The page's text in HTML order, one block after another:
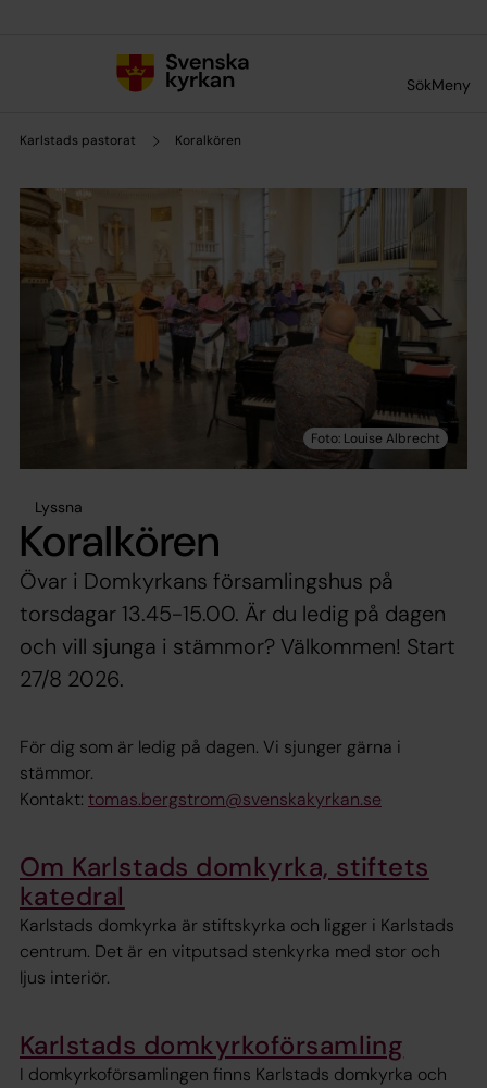
SökMeny
Karlstads pastorat Koralkören
Lyssna
Koralkören
Övar i Domkyrkans församlingshus på
torsdagar 13.45-15.00. Är du ledig på dagen
och vill sjunga i stämmor? Välkommen! Start
27/8 2026.
För dig som är ledig på dagen. Vi sjunger gärna i
stämmor.
Kontakt: tomas.bergstrom@svenskakyrkan.se
Om Karlstads domkyrka, stiftets
katedral
Karlstads domkyrka är stiftskyrka och ligger i Karlstads
centrum. Det är en vitputsad stenkyrka med stor och
ljus interiör.
Karlstads domkyrkoförsamling
I domkyrkoförsamlingen finns Karlstads domkyrka och